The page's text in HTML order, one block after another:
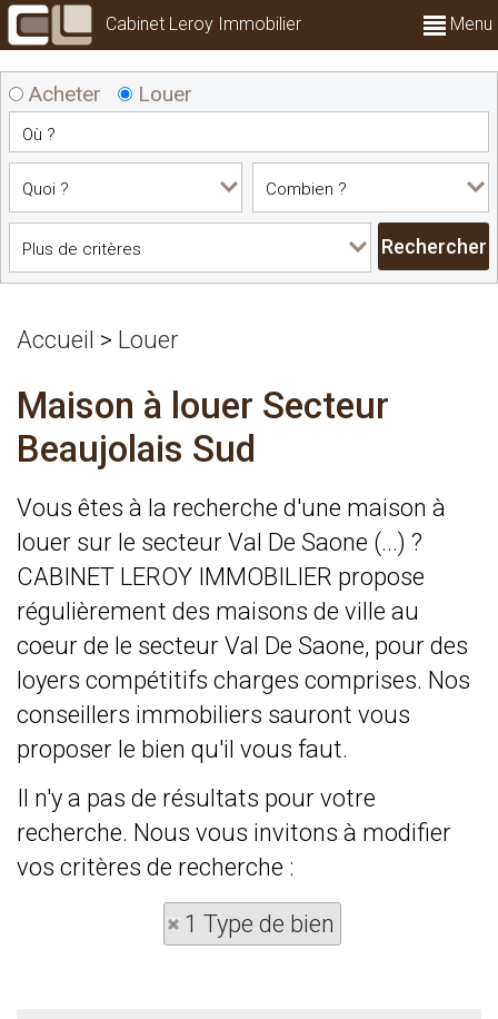
Cabinet Leroy Immobilier Menu
Acheter Louer
Accueil > Louer
Maison à louer Secteur
Beaujolais Sud
Vous êtes à la recherche d'une maison à
louer sur le secteur Val De Saone (...) ?
CABINET LEROY IMMOBILIER propose
régulièrement des maisons de ville au
coeur de le secteur Val De Saone, pour des
loyers compétitifs charges comprises. Nos
conseillers immobiliers sauront vous
proposer le bien qu'il vous faut.
Il n'y a pas de résultats pour votre
recherche. Nous vous invitons à modifier
vos critères de recherche :
1 Type de bien